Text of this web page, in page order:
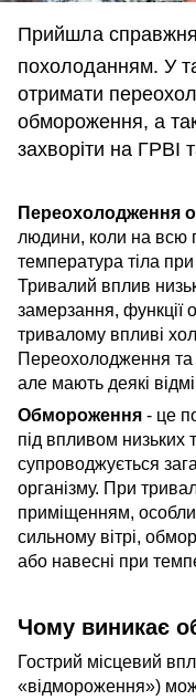
Прийшла
похолоданням. У
отримати
обмороження, а
захворіти на ГРВІ
Переохолодження
людини, коли на всю
температура тіла
Тривалий вплив
замерзання, функції
тривалому впливі
Переохолодження та
але мають деякі
Обмороження - це
під впливом низьких
супроводжується
організму. При
приміщенням,
сильному вітрі,
або навесні при
Чому виникає
Гострий місцевий
«відмороження»)